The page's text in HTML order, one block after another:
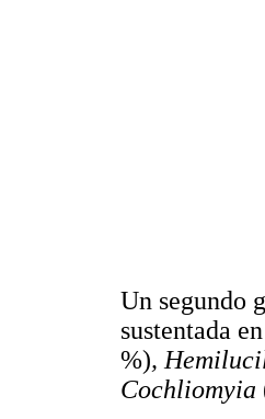
Un segundo
sustentada
%),
Cochliomyia